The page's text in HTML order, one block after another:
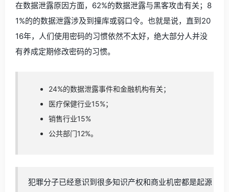
在数据泄露原因方面，62%的数据泄露与黑客攻击有关；8
1%的的数据泄露涉及到撞库或弱口令。也就是说，直到20
16年，人们使用密码的习惯依然不太好，绝大部分人并没
有养成定期修改密码的习惯。
24%的数据泄露事件和金融机构有关；
医疗保健行业15%；
销售行业15%
公共部门12%。
犯罪分子已经意识到很多知识产权和商业机密都是起源